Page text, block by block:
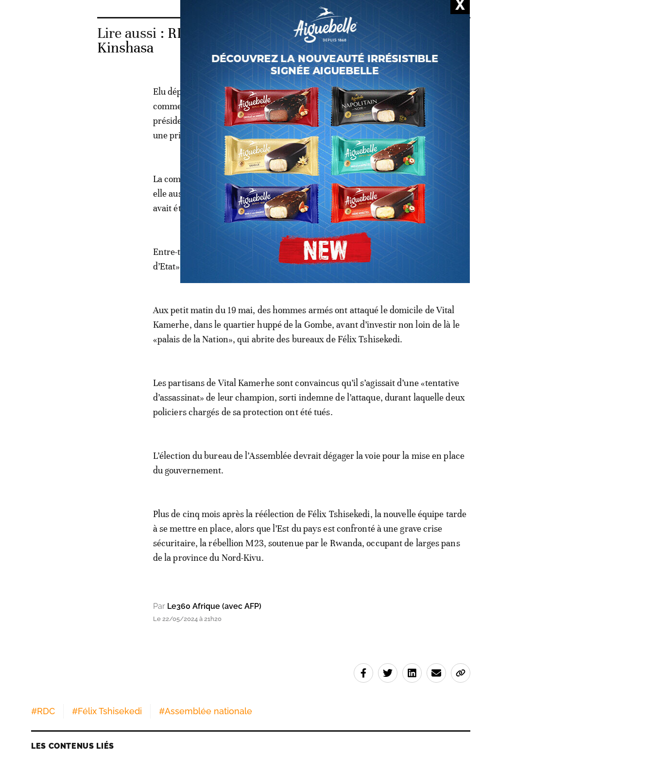
Lire aussi : RDC: une «tentative de coup d’Etat» déjouée à
Kinshasa
Elu député de la majorité aux élections de décembre, il avait été choisi le 23 avril
comme candidat de «l’Union sacrée», plateforme politique pro-Tshisekedi, à la
présidence de l’Assemblée. Mais, faute de consensus initial, il avait fallu pour cela
une primaire, qu’il a remportée face à deux autres prétendants.
La composition du reste du «bureau définitif» de l’Assemblée a ensuite fait l’objet
elle aussi d’âpres discussions, reportant son élection à mercredi, alors qu’elle
avait été programmée pour samedi dernier.
Entre-temps, il y a eu à Kinshasa ce que l’armée a qualifié de «tentative de coup
d’Etat».
Aux petit matin du 19 mai, des hommes armés ont attaqué le domicile de Vital
Kamerhe, dans le quartier huppé de la Gombe, avant d’investir non loin de là le
«palais de la Nation», qui abrite des bureaux de Félix Tshisekedi.
Les partisans de Vital Kamerhe sont convaincus qu’il s’agissait d’une «tentative
d’assassinat» de leur champion, sorti indemne de l’attaque, durant laquelle deux
policiers chargés de sa protection ont été tués.
L’élection du bureau de l’Assemblée devrait dégager la voie pour la mise en place
du gouvernement.
Plus de cinq mois après la réélection de Félix Tshisekedi, la nouvelle équipe tarde
à se mettre en place, alors que l’Est du pays est confronté à une grave crise
sécuritaire, la rébellion M23, soutenue par le Rwanda, occupant de larges pans
de la province du Nord-Kivu.
Par Le360 Afrique (avec AFP)
Le 22/05/2024 à 21h20
#RDC #Félix Tshisekedi #Assemblée nationale
LES CONTENUS LIÉS